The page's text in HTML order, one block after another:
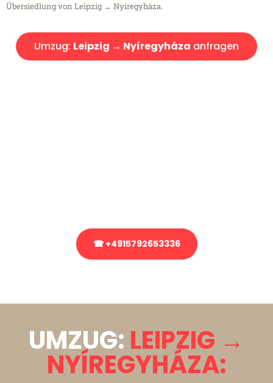
Übersiedlung von Leipzig → Nyíregyháza.
Umzug: Leipzig → Nyíregyháza anfragen
☎ +4915792653336
UMZUG: LEIPZIG →
NYÍREGYHÁZA: